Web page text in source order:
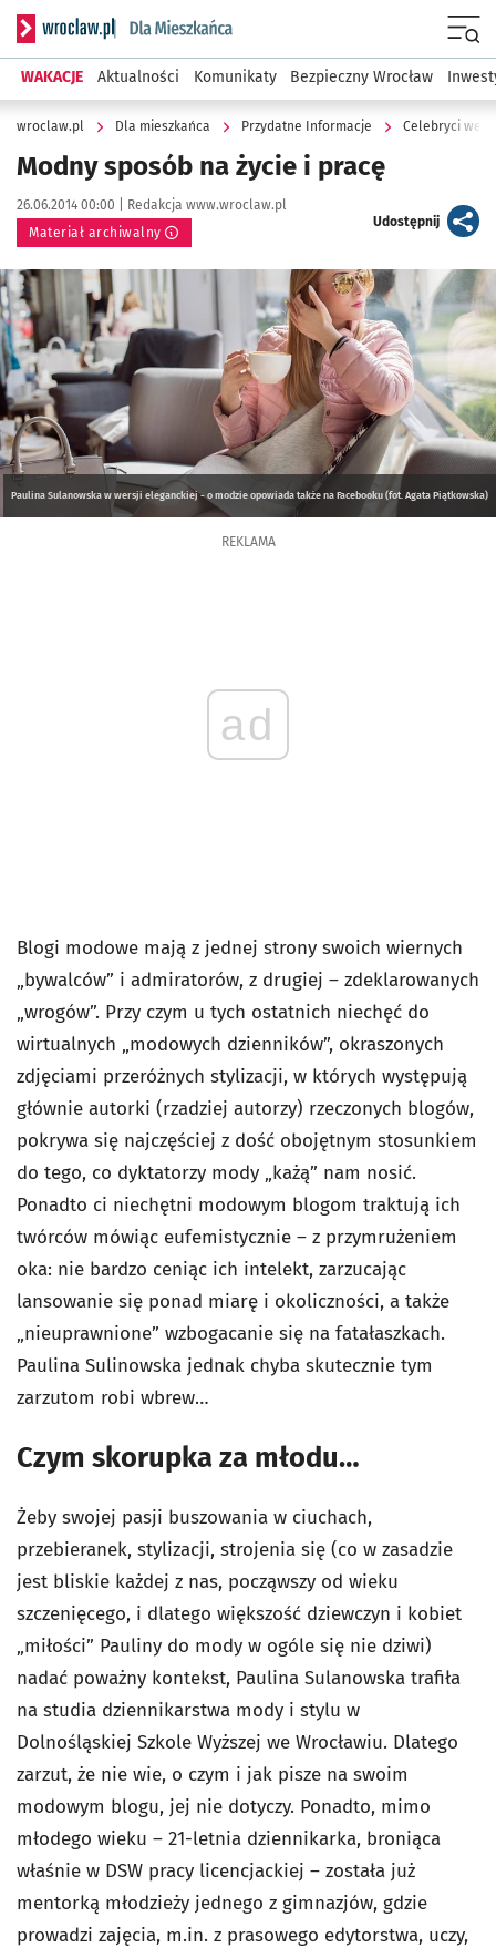
Serwis informacyjny wroclaw.pl podserwis: Dla mieszkańca
WAKACJE Aktualności Komunikaty Bezpieczny Wrocław
wroclaw.pl Dla mieszkańca Przydatne Informacje Celebryci we
Modny sposób na życie i pracę
Data publikacji:
26.06.2014 00:00 | Autor:
Redakcja www.wroclaw.pl
Materiał archiwalny
Udostępnijartykuł
Kliknij, aby powiększyć
Paulina Sulanowska w wersji eleganckiej - o modzie opowiada także na Facebooku (fot. Agata Piątkowska)
REKLAMA
ad
Blogi modowe mają z jednej strony swoich wiernych
„bywalców” i admiratorów, z drugiej – zdeklarowanych
„wrogów”. Przy czym u tych ostatnich niechęć do
wirtualnych „modowych dzienników”, okraszonych
zdjęciami przeróżnych stylizacji, w których występują
głównie autorki (rzadziej autorzy) rzeczonych blogów,
pokrywa się najczęściej z dość obojętnym stosunkiem
do tego, co dyktatorzy mody „każą” nam nosić.
Ponadto ci niechętni modowym blogom traktują ich
twórców mówiąc eufemistycznie – z przymrużeniem
oka: nie bardzo ceniąc ich intelekt, zarzucając
lansowanie się ponad miarę i okoliczności, a także
„nieuprawnione” wzbogacanie się na fatałaszkach.
Paulina Sulinowska jednak chyba skutecznie tym
zarzutom robi wbrew…
Czym skorupka za młodu…
Żeby swojej pasji buszowania w ciuchach,
przebieranek, stylizacji, strojenia się (co w zasadzie
jest bliskie każdej z nas, począwszy od wieku
szczenięcego, i dlatego większość dziewczyn i kobiet
„miłości” Pauliny do mody w ogóle się nie dziwi)
nadać poważny kontekst, Paulina Sulanowska trafiła
na studia dziennikarstwa mody i stylu w
Dolnośląskiej Szkole Wyższej we Wrocławiu. Dlatego
zarzut, że nie wie, o czym i jak pisze na swoim
modowym blogu, jej nie dotyczy. Ponadto, mimo
młodego wieku – 21-letnia dziennikarka, broniąca
właśnie w DSW pracy licencjackiej – została już
mentorką młodzieży jednego z gimnazjów, gdzie
prowadzi zajęcia, m.in. z prasowego edytorstwa, uczy,